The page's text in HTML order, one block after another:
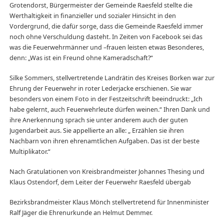
Grotendorst, Bürgermeister der Gemeinde Raesfeld stellte die
Werthaltigkeit in finanzieller und sozialer Hinsicht in den
Vordergrund, die dafür sorge, dass die Gemeinde Raesfeld immer
noch ohne Verschuldung dasteht. In Zeiten von Facebook sei das
was die Feuerwehrmänner und –frauen leisten etwas Besonderes,
denn: „Was ist ein Freund ohne Kameradschaft?“
Silke Sommers, stellvertretende Landrätin des Kreises Borken war zur
Ehrung der Feuerwehr in roter Lederjacke erschienen. Sie war
besonders von einem Foto in der Festzeitschrift beeindruckt: „Ich
habe gelernt, auch Feuerwehrleute dürfen weinen.“ Ihren Dank und
ihre Anerkennung sprach sie unter anderem auch der guten
Jugendarbeit aus. Sie appellierte an alle: „ Erzählen sie ihren
Nachbarn von ihren ehrenamtlichen Aufgaben. Das ist der beste
Multiplikator.“
Nach Gratulationen von Kreisbrandmeister Johannes Thesing und
Klaus Ostendorf, dem Leiter der Feuerwehr Raesfeld übergab
Bezirksbrandmeister Klaus Mönch stellvertretend für Innenminister
Ralf Jäger die Ehrenurkunde an Helmut Demmer.